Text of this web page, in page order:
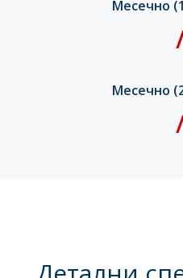
Месечно
Месечно